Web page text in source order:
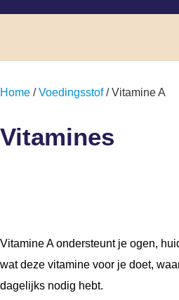
Home /Voedingsstof/ Vitamine A
Vitamines
Vitamine A ondersteunt je ogen,
wat deze vitamine voor je doet,
dagelijks nodig hebt.